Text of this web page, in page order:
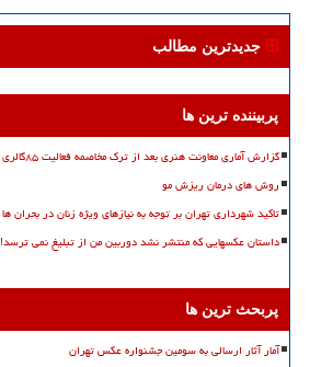
جدیدترین مطالب
پربیننده ترین ها
گزارش آماری معاونت هنری بعد از ترک مخاصمه فعالیت ۸۵گالری و ۴۷ اجرای موسیقی
روش های درمان ریزش مو
تاکید شهرداری تهران بر توجه به نیازهای ویژه زنان در بحران ها
داستان عکسهایی که منتشر نشد دوربین من از تبلیغ نمی ترسد!
پربحث ترین ها
آمار آثار ارسالی به سومین جشنواره عکس تهران